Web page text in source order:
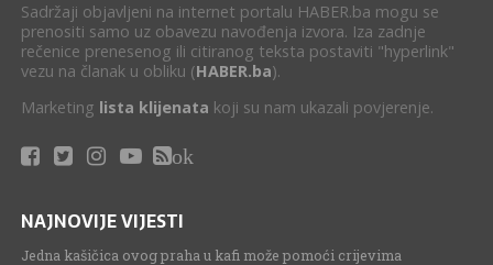
Sadržaji objavljeni na internet portalu HABER.ba mogu se
prenositi samo uz obavezu navođenja izvora. Iza zadnje
rečenice prenesenog ili citiranog teksta postaviti "hyperlink"
vezu na članak u obliku (HABER.ba).
Marketing lista klijenata koji su nam ukazali povjerenje.
ok
NAJNOVIJE VIJESTI
Jedna kašičica ovog praha u kafi može pomoći crijevima